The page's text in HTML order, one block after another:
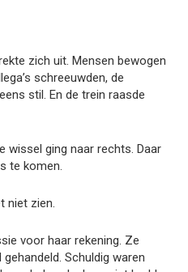
zich uit. Mensen bewogen
schreeuwden, de
stil. En de trein raasde
wissel ging naar rechts. Daar
te komen.
niet zien.
voor haar rekening. Ze
Schuldig waren